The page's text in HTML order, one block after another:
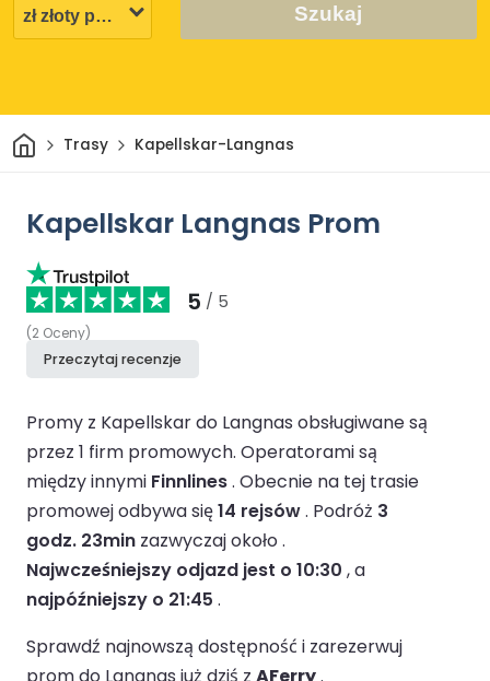
Szukaj
DomTrasy Kapellskar-Langnas
Kapellskar Langnas Prom
5 / 5
(2 Oceny)
Przeczytaj recenzje
Promy z Kapellskar do Langnas obsługiwane są
przez 1 firm promowych. Operatorami są
między innymi Finnlines. Obecnie na tej trasie
promowej odbywa się14 rejsów. Podróż 3
godz. 23min zazwyczaj około .
Najwcześniejszy odjazd jest o 10:30 , a
najpóźniejszy o 21:45 .
Sprawdź najnowszą dostępność i zarezerwuj
prom do Langnas już dziś z AFerry.